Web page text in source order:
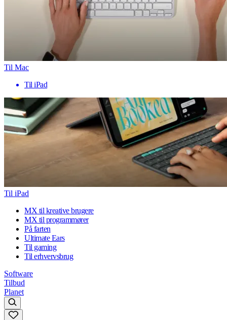
Til Mac
Til iPad
Til iPad
MX til kreative brugere
MX til programmører
På farten
Ultimate Ears
Til gaming
Til erhvervsbrug
Software
Tilbud
Planet